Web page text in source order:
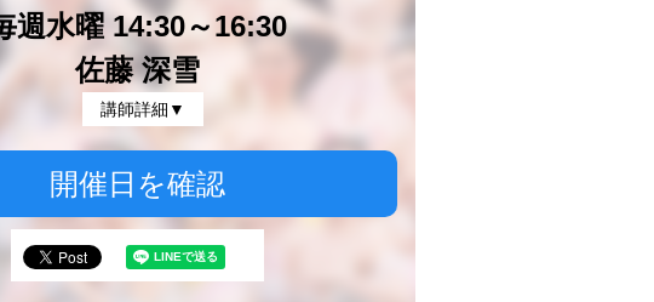
週水曜 14:30～16:30
佐藤 深雪
講師詳細▼
開催日を確認